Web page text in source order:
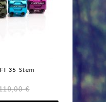
35 Stem
€